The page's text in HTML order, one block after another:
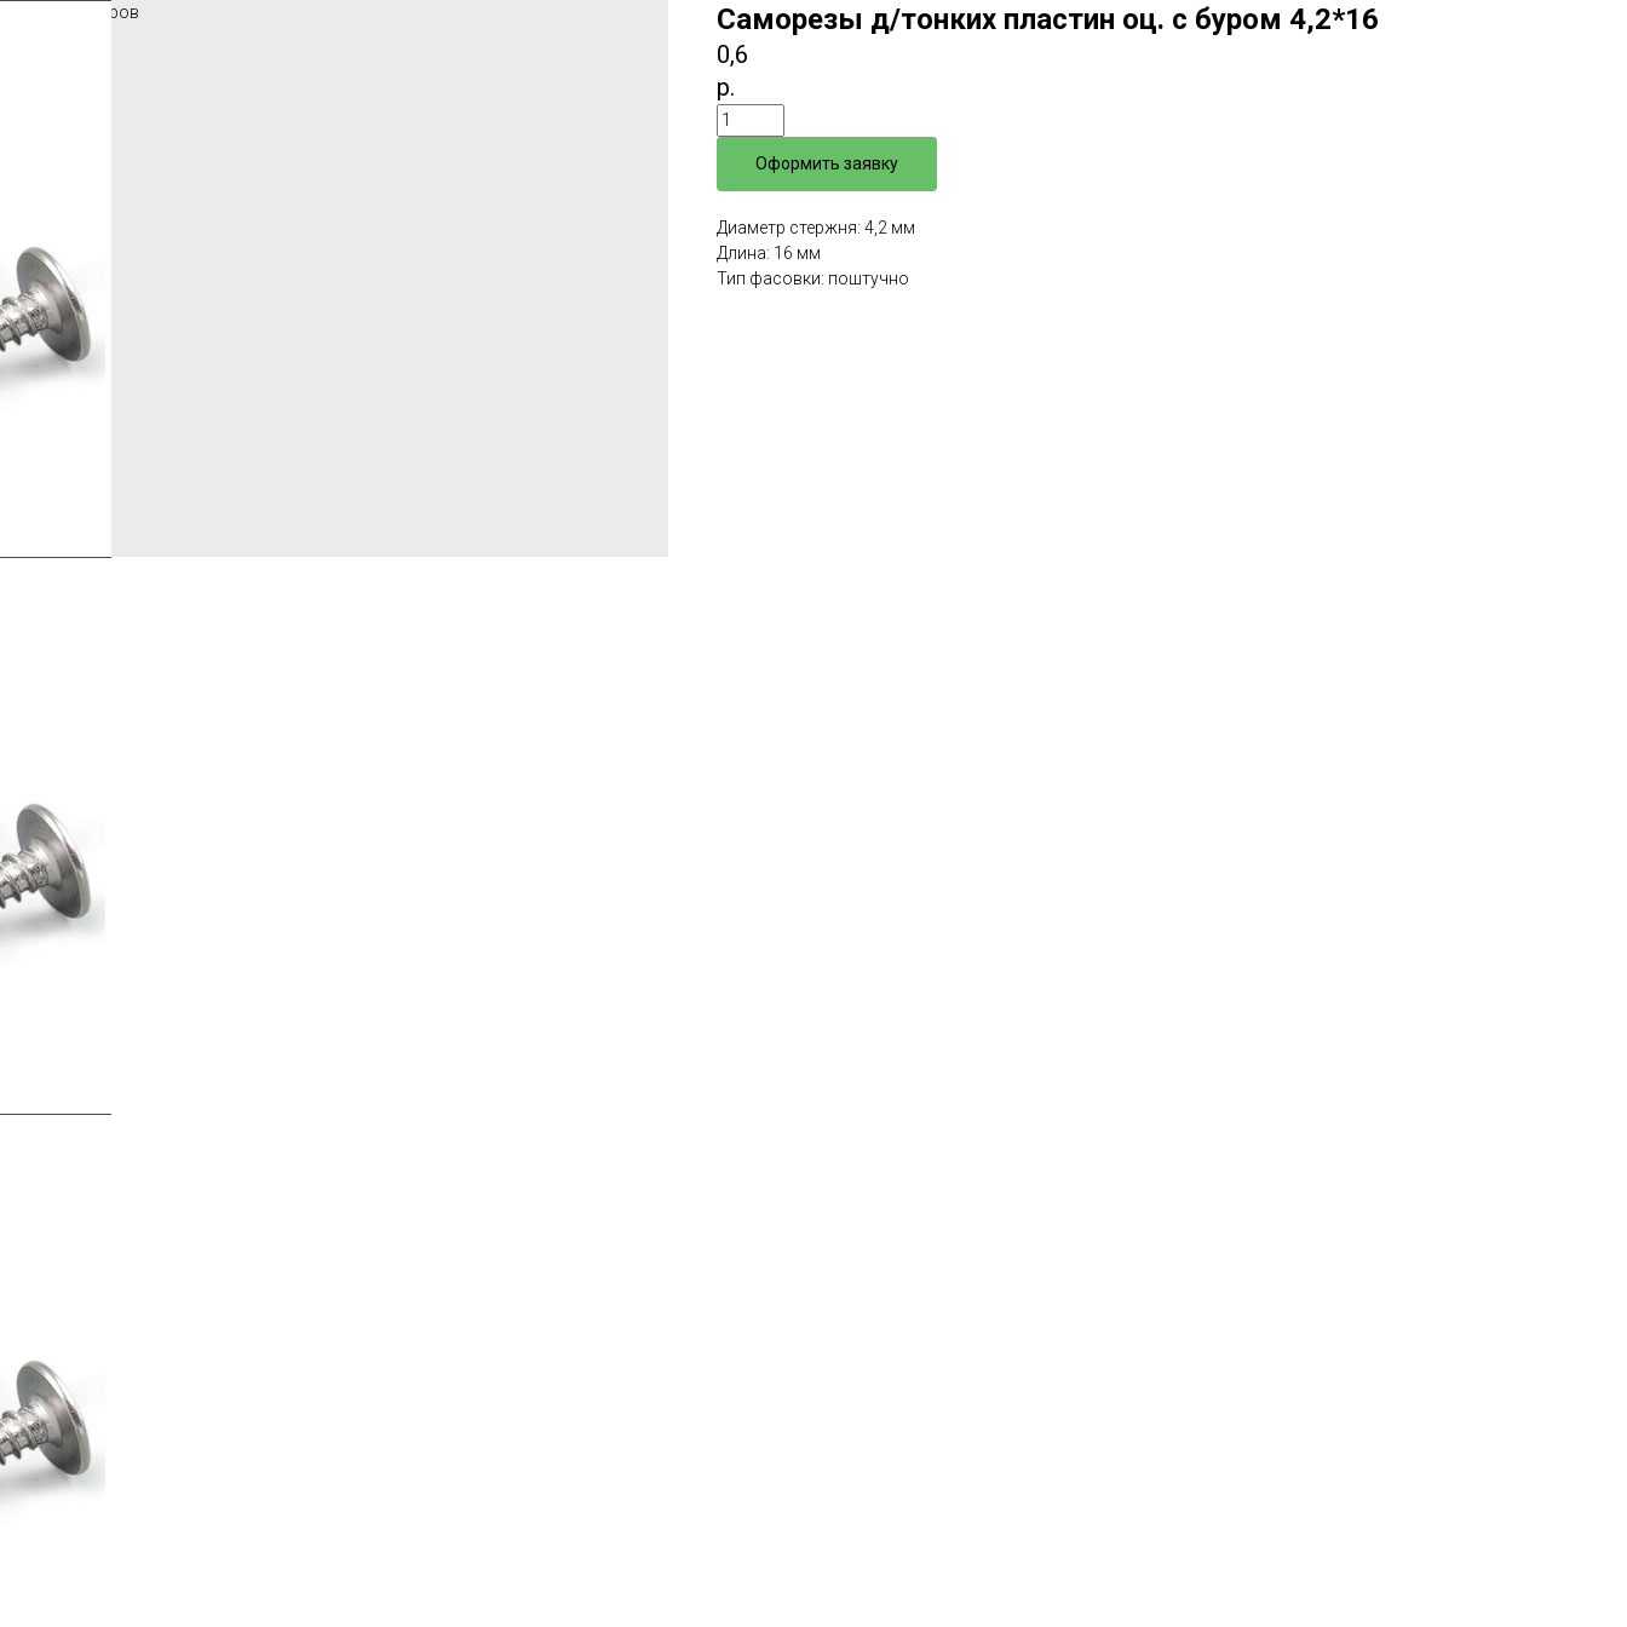
Каталог товаров Саморезы д/тонких пластин оц. с буром 4,2*16
0,6
р.
Оформить заявку
Диаметр стержня: 4,2 мм
Длина: 16 мм
Тип фасовки: поштучно